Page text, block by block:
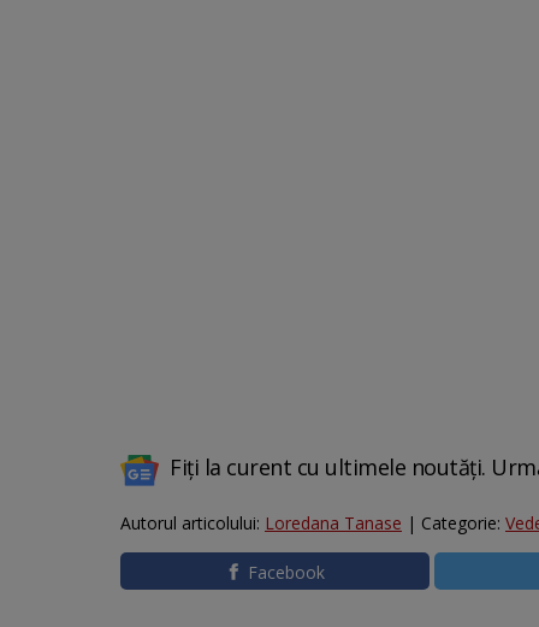
Fiți la curent cu ultimele noutăți.
Autorul articolului: Loredana Tanase | Categorie:
Facebook